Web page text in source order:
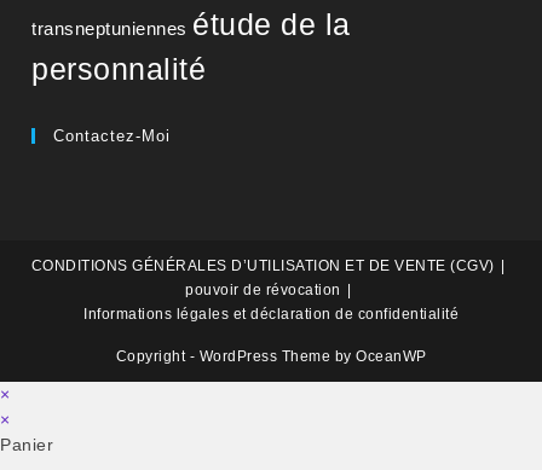
transneptuniennes étude de la
personnalité
Contactez-Moi
CONDITIONS GÉNÉRALES D’UTILISATION ET DE VENTE (CGV)
pouvoir de révocation
Informations légales et déclaration de confidentialité
Copyright - WordPress Theme by OceanWP
×
×
Panier